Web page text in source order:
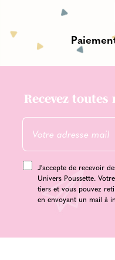
Recevez
J'accepte de recevoir
Univers Poussette.
tiers et vous pouvez
en envoyant un mail à